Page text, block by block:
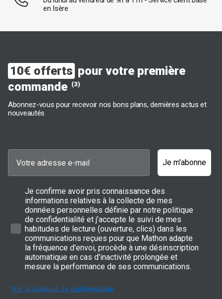
en Isère
10€ offerts pour votre première
commande (3)
Abonnez-vous pour recevoir nos bons plans, dernières actus et
nouveautés
Je m'abonne
Je confirme avoir pris connaissance des
informations relatives à la collecte de mes
données personnelles définie par notre politique
de confidentialité et j’accepte le suivi de mes
habitudes de lecture (ouverture, clics) dans les
communications reçues pour que Mathon adapte
la fréquence d'envoi, procède à une désinscription
automatique en cas d'inactivité prolongée et
mesure la performance de ses communications.
Voir la politique de confidentialité